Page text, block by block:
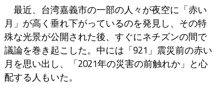
最近、台湾嘉義市の一部の人々が夜空に「赤い
月」が高く垂れ下がっているのを発見し、その特
殊な光景が公開された後、すぐにネチズンの間で
議論を巻き起こした。中には「921」震災前の赤い
月を思い出し、「2021年の災害の前触れか」と心
配する人もいた。